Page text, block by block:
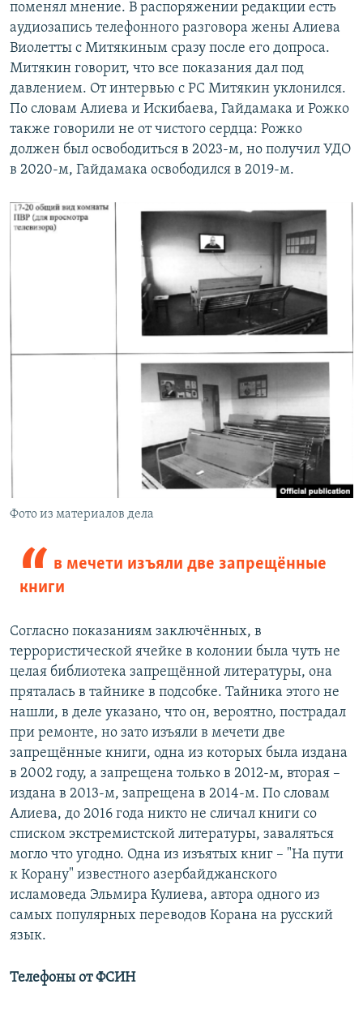
поменял мнение. В распоряжении редакции есть
аудиозапись телефонного разговора жены Алиева
Виолетты с Митякиным сразу после его допроса.
Митякин говорит, что все показания дал под
давлением. От интервью с РС Митякин уклонился.
По словам Алиева и Искибаева, Гайдамака и Рожко
также говорили не от чистого сердца: Рожко
должен был освободиться в 2023-м, но получил УДО
в 2020-м, Гайдамака освободился в 2019-м.
Фото из материалов дела
в мечети изъяли две запрещённые
книги
Согласно показаниям заключённых, в
террористической ячейке в колонии была чуть не
целая библиотека запрещённой литературы, она
пряталась в тайнике в подсобке. Тайника этого не
нашли, в деле указано, что он, вероятно, пострадал
при ремонте, но зато изъяли в мечети две
запрещённые книги, одна из которых была издана
в 2002 году, а запрещена только в 2012-м, вторая –
издана в 2013-м, запрещена в 2014-м. По словам
Алиева, до 2016 года никто не сличал книги со
списком экстремистской литературы, заваляться
могло что угодно. Одна из изъятых книг – "На пути
к Корану" известного азербайджанского
исламоведа Эльмира Кулиева, автора одного из
самых популярных переводов Корана на русский
язык.
Телефоны от ФСИН